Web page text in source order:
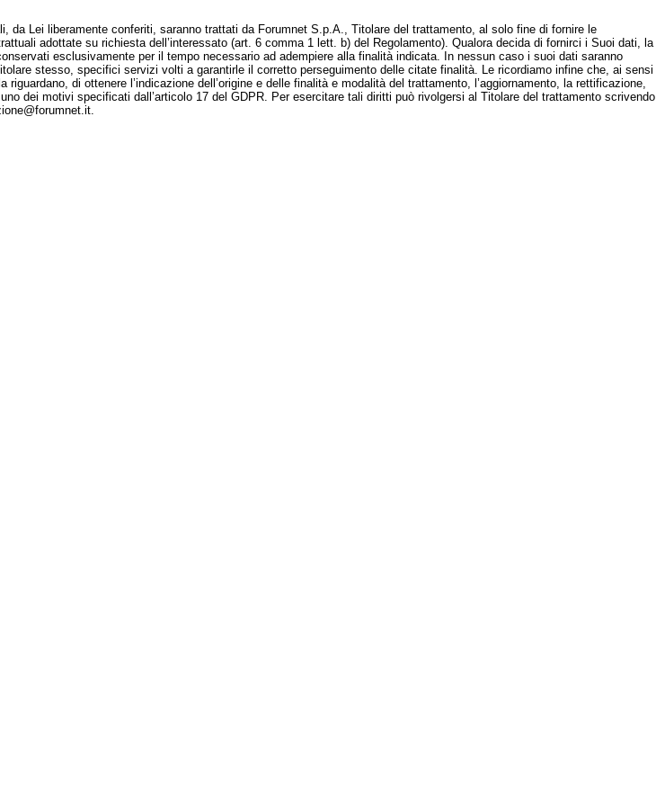
da Lei liberamente conferiti, saranno trattati da Forumnet S.p.A., Titolare del trattamento, al solo fine di fornire le
adottate su richiesta dell’interessato (art. 6 comma 1 lett. b) del Regolamento). Qualora decida di fornirci i Suoi dati, la
esclusivamente per il tempo necessario ad adempiere alla finalità indicata. In nessun caso i suoi dati saranno
stesso, specifici servizi volti a garantirle il corretto perseguimento delle citate finalità. Le ricordiamo infine che, ai sensi
di ottenere l’indicazione dell’origine e delle finalità e modalità del trattamento, l’aggiornamento, la rettificazione,
dei motivi specificati dall’articolo 17 del GDPR. Per esercitare tali diritti può rivolgersi al Titolare del trattamento scrivendo